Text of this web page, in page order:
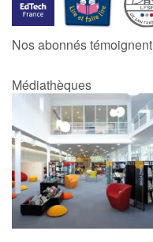
Nos abonnés témoignent
Médiathèques